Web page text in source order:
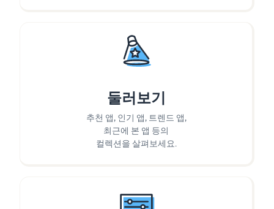
둘러보기
추천 앱, 인기 앱, 트렌드 앱,
최근에 본 앱 등의
컬렉션을 살펴보세요.